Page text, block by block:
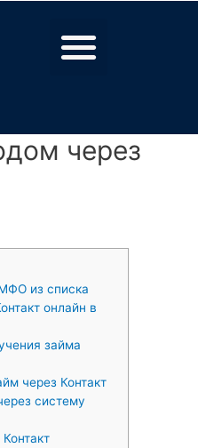
через
из списка
онлайн в
займа
через Контакт
систему